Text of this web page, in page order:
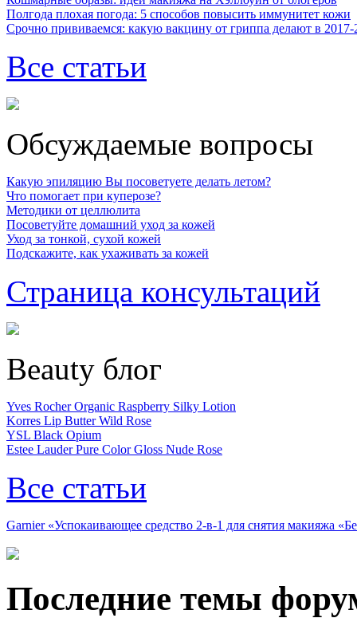
Полгода плохая погода: 5 способов повысить иммунитет кожи
Срочно прививаемся: какую вакцину от гриппа делают в 2017-
Все статьи
Обсуждаемые вопросы
Какую эпиляцию Вы посоветуете делать летом?
Что помогает при куперозе?
Методики от целлюлита
Посоветуйте домашний уход за кожей
Уход за тонкой, сухой кожей
Подскажите, как ухаживать за кожей
Страница консультаций
Beauty блог
Yves Rocher Organic Raspberry Silky Lotion
Korres Lip Butter Wild Rose
YSL Black Opium
Estee Lauder Pure Color Gloss Nude Rose
Все статьи
Garnier «Успокаивающее средство 2-в-1 для снятия макияжа
Последние темы